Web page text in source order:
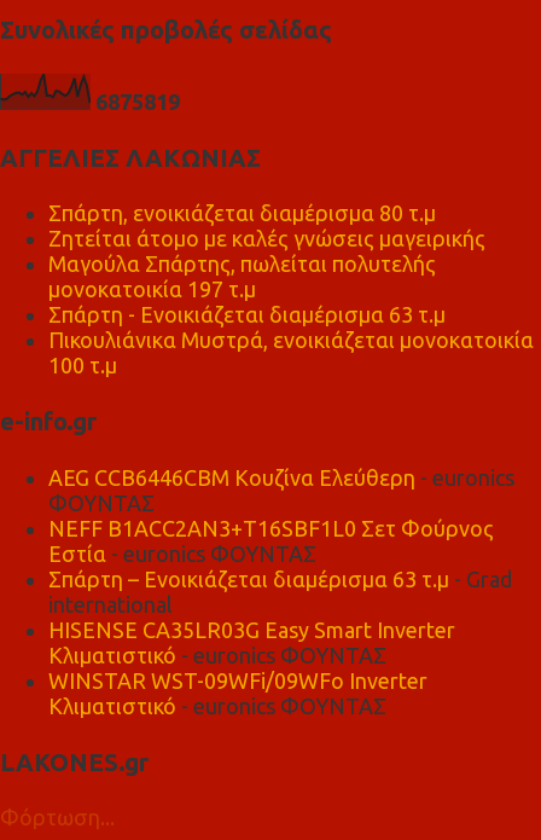
Συνολικές προβολές σελίδας
6875819
ΑΓΓΕΛΙΕΣ ΛΑΚΩΝΙΑΣ
Σπάρτη, ενοικιάζεται διαμέρισμα 80 τ.μ
Ζητείται άτομο με καλές γνώσεις μαγειρικής
Μαγούλα Σπάρτης, πωλείται πολυτελής
μονοκατοικία 197 τ.μ
Σπάρτη - Ενοικιάζεται διαμέρισμα 63 τ.μ
Πικουλιάνικα Μυστρά, ενοικιάζεται μονοκατοικία
100 τ.μ
e-info.gr
AEG CCB6446CBM Κουζίνα Ελεύθερη - euronics
ΦΟΥΝΤΑΣ
NEFF B1ACC2AN3+T16SBF1L0 Σετ Φούρνος
Εστία - euronics ΦΟΥΝΤΑΣ
Σπάρτη – Ενοικιάζεται διαμέρισμα 63 τ.μ - Grad
international
HISENSE CA35LR03G Easy Smart Inverter
Κλιματιστικό - euronics ΦΟΥΝΤΑΣ
WINSTAR WST-09WFi/09WFo Inverter
Κλιματιστικό - euronics ΦΟΥΝΤΑΣ
LAKONES.gr
Φόρτωση...